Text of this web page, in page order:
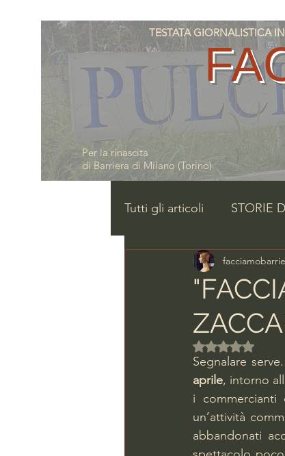
Per la rinascita
di Barriera di Milano (Torino)
TESTATA GIORNALISTICA
Tutti gli articoli STORIE
Valutazione
Segnalare
aprile, intorno
i commercianti
un’attività
abbandonati